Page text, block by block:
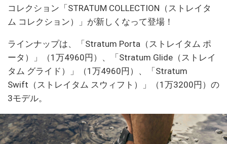
コレクション「STRATUM COLLECTION（ストレイタ
ム コレクション）」が新しくなって登場！
ラインナップは、「Stratum Porta（ストレイタム ポ
ータ）」（1万4960円）、「Stratum Glide（ストレイ
タム グライド）」（1万4960円）、「Stratum
Swift（ストレイタム スウィフト）」（1万3200円）の
3モデル。